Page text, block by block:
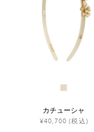
カチューシャ
¥40,700 (税込)